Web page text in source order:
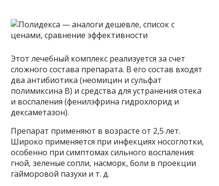
Этот лечебный комплекс реализуется за счет
сложного состава препарата. В его состав входят
два антибиотика (неомицин и сульфат
полимиксина B) и средства для устранения отека
и воспаления (фенилэфрина гидрохлорид и
дексаметазон).
Препарат применяют в возрасте от 2,5 лет.
Широко применяется при инфекциях носоглотки,
особенно при симптомах сильного воспаления:
гной, зеленые сопли, насморк, боли в проекции
гайморовой пазухи и т. д.